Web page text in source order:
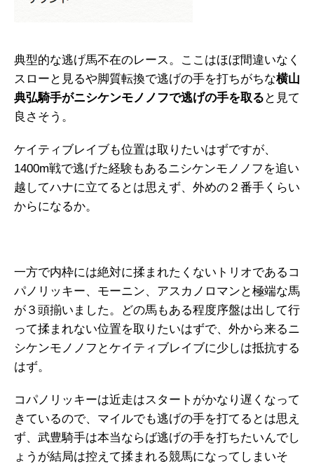
典型的な逃げ馬不在のレース。ここはほぼ間違いなく
スローと見るや脚質転換で逃げの手を打ちがちな横山
典弘騎手がニシケンモノノフで逃げの手を取る と見て
良さそう。
ケイティブレイブも位置は取りたいはずですが、
1400m戦で逃げた経験もあるニシケンモノノフを追い
越してハナに立てるとは思えず、外めの２番手くらい
からになるか。
一方で内枠には絶対に揉まれたくないトリオであるコ
パノリッキー、モーニン、アスカノロマンと極端な馬
が３頭揃いました。どの馬もある程度序盤は出して行
って揉まれない位置を取りたいはずで、外から来るニ
シケンモノノフとケイティブレイブに少しは抵抗する
はず。
コパノリッキーは近走はスタートがかなり遅くなって
きているので、マイルでも逃げの手を打てるとは思え
ず、武豊騎手は本当ならば逃げの手を打ちたいんでし
ょうが結局は控えて揉まれる競馬になってしまいそ